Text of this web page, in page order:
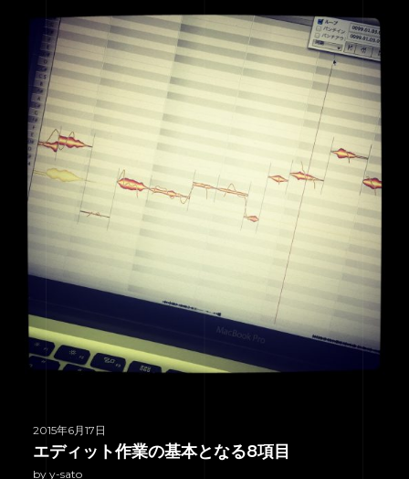
2015年6月17日
エディット作業の基本となる8項目
by y-sato